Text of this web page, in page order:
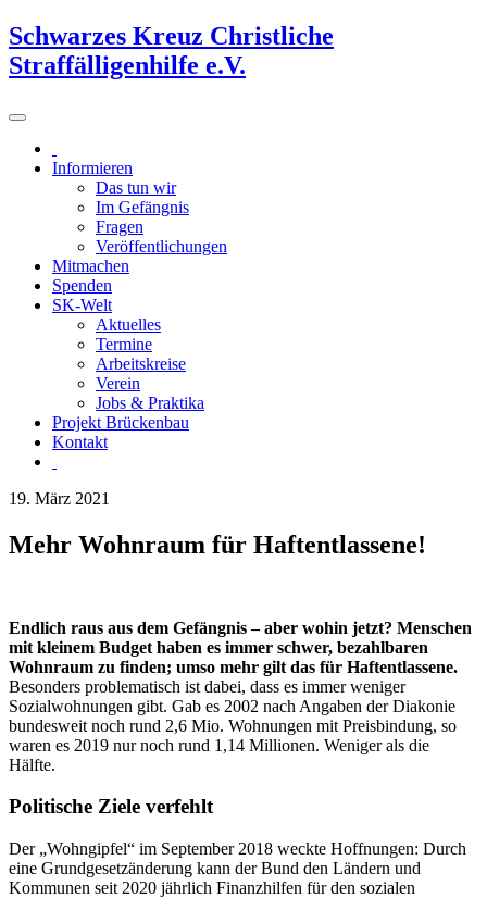
Schwarzes Kreuz Christliche
Straffälligenhilfe e.V.
Informieren
Das tun wir
Im Gefängnis
Fragen
Veröffentlichungen
Mitmachen
Spenden
SK-Welt
Aktuelles
Termine
Arbeitskreise
Verein
Jobs & Praktika
Projekt Brückenbau
Kontakt
19. März 2021
Mehr Wohnraum für Haftentlassene!
Endlich raus aus dem Gefängnis – aber wohin jetzt? Menschen
mit kleinem Budget haben es immer schwer, bezahlbaren
Wohnraum zu finden; umso mehr gilt das für Haftentlassene.
Besonders problematisch ist dabei, dass es immer weniger
Sozialwohnungen gibt. Gab es 2002 nach Angaben der Diakonie
bundesweit noch rund 2,6 Mio. Wohnungen mit Preisbindung, so
waren es 2019 nur noch rund 1,14 Millionen. Weniger als die
Hälfte.
Politische Ziele verfehlt
Der „Wohngipfel“ im September 2018 weckte Hoffnungen: Durch
eine Grundgesetzänderung kann der Bund den Ländern und
Kommunen seit 2020 jährlich Finanzhilfen für den sozialen